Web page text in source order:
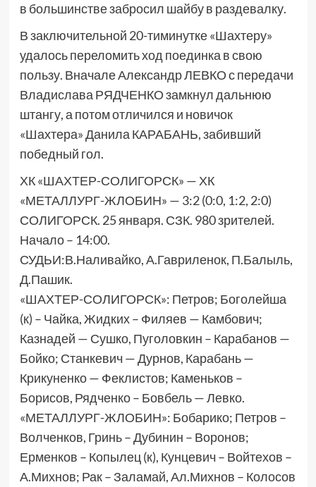
в большинстве забросил шайбу в раздевалку.
В заключительной 20-тиминутке «Шахтеру»
удалось переломить ход поединка в свою
пользу. Вначале Александр ЛЕВКО с передачи
Владислава РЯДЧЕНКО замкнул дальнюю
штангу, а потом отличился и новичок
«Шахтера» Данила КАРАБАНЬ, забивший
победный гол.
ХК «ШАХТЕР-СОЛИГОРСК» — ХК
«МЕТАЛЛУРГ-ЖЛОБИН» — 3:2 (0:0, 1:2, 2:0)
СОЛИГОРСК. 25 января. СЗК. 980 зрителей.
Начало – 14:00.
СУДЬИ:В.Наливайко, А.Гавриленок, П.Балыль,
Д.Пашик.
«ШАХТЕР-СОЛИГОРСК»: Петров; Боголейша
(к) – Чайка, Жидких – Филяев — Камбович;
Казнадей — Сушко, Пуголовкин – Карабанов —
Бойко; Станкевич — Дурнов, Карабань —
Крикуненко — Феклистов; Каменьков –
Борисов, Рядченко – Бовбель — Левко.
«МЕТАЛЛУРГ-ЖЛОБИН»: Бобарико; Петров –
Волченков, Гринь – Дубинин – Воронов;
Ерменков – Копылец (к), Кунцевич – Войтехов –
А.Михнов; Рак – Заламай, Ал.Михнов – Колосов